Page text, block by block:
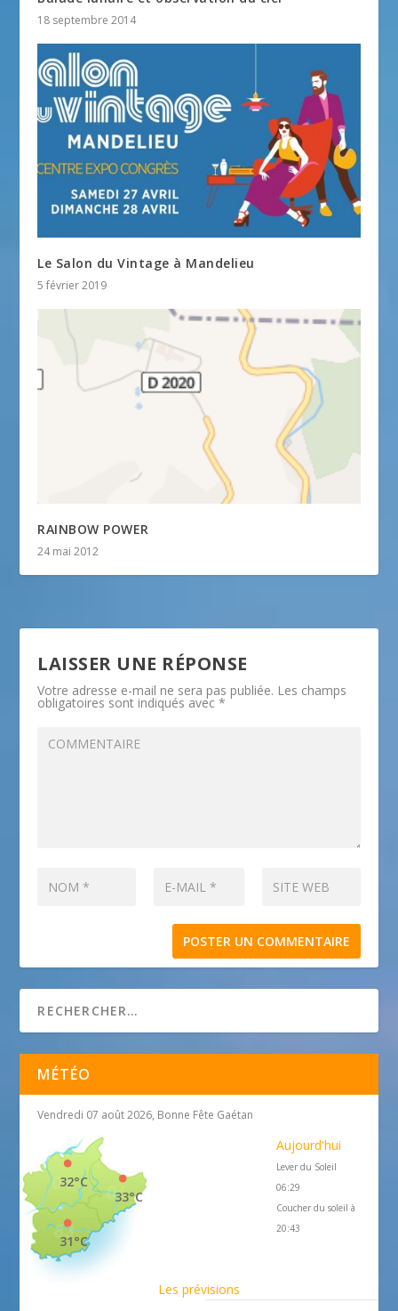
18 septembre 2014
Le Salon du Vintage à Mandelieu
5 février 2019
RAINBOW POWER
24 mai 2012
LAISSER UNE RÉPONSE
Votre adresse e-mail ne sera pas publiée. Les champs
obligatoires sont indiqués avec*
MÉTÉO
Vendredi 07 août 2026, Bonne Fête Gaétan
33°C
32°C
31°C
Aujourd'hui
Lever du Soleil
06:29
Coucher du soleil à
20:43
Les prévisions